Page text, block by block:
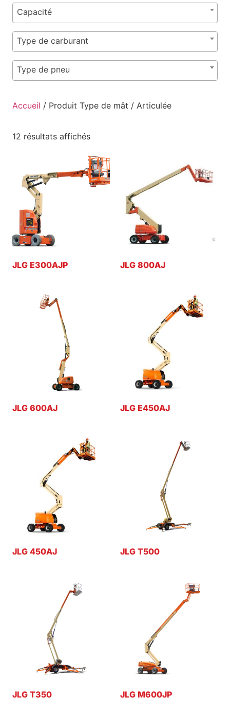
Capacité
Type de carburant
Type de pneu
Accueil / Produit Type de mât / Articulée
12 résultats affichés
JLG E300AJP JLG 800AJ
JLG 600AJ JLG E450AJ
JLG 450AJ JLG T500
JLG T350 JLG M600JP